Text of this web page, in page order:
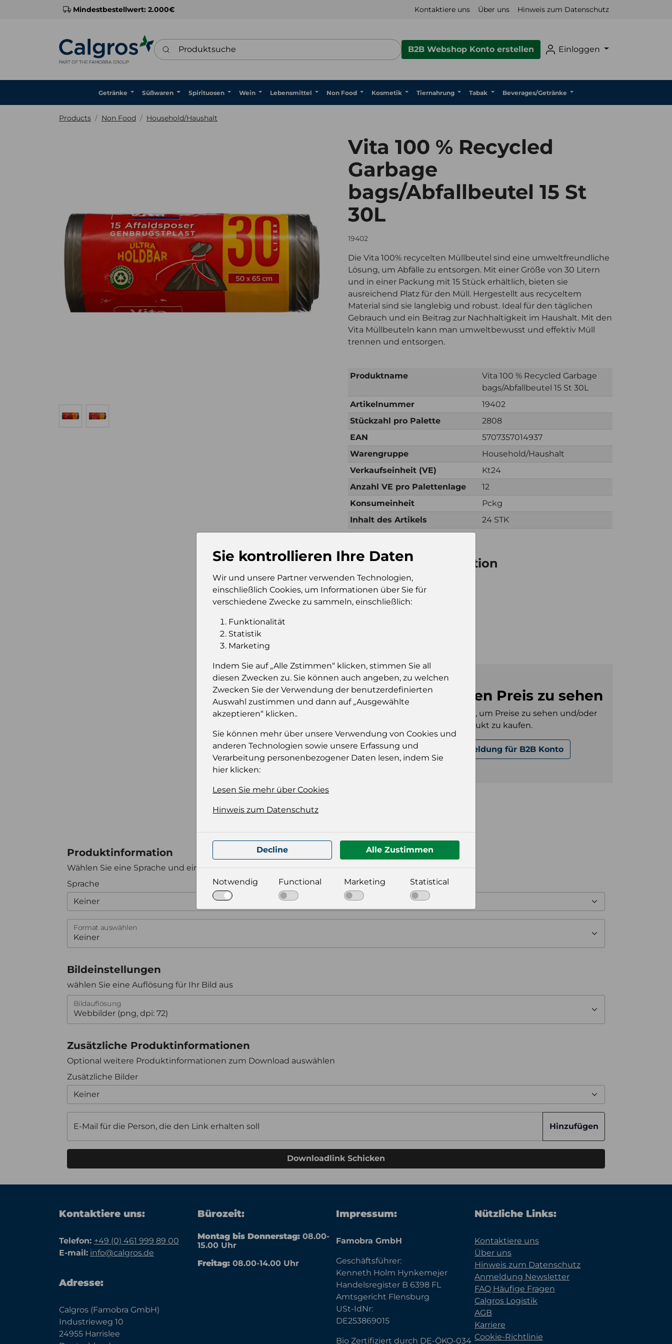
Mindestbestellwert: 2.000€ Kontaktiere uns Über uns Hinweis zum Datenschutz
Produktsuche
B2B Webshop Konto erstellen Einloggen
Getränke Süßwaren Spirituosen Wein Lebensmittel Non Food Kosmetik Tiernahrung Tabak Beverages/Getränke
Products Non Food Household/Haushalt
Vita 100 % Recycled
Garbage
bags/Abfallbeutel 15 St
30L
19402
Die Vita 100% recycelten Müllbeutel sind eine umweltfreundliche
Lösung, um Abfälle zu entsorgen. Mit einer Größe von 30 Litern
und in einer Packung mit 15 Stück erhältlich, bieten sie
ausreichend Platz für den Müll. Hergestellt aus recyceltem
Material sind sie langlebig und robust. Ideal für den täglichen
Gebrauch und ein Beitrag zur Nachhaltigkeit im Haushalt. Mit den
Vita Müllbeuteln kann man umweltbewusst und effektiv Müll
trennen und entsorgen.
Produktname
Vita 100 % Recycled Garbage
bags/Abfallbeutel 15 St 30L
Artikelnummer
19402
Stückzahl pro Palette
2808
EAN
5707357014937
Warengruppe
Household/Haushalt
Verkaufseinheit (VE)
Kt24
Anzahl VE pro Palettenlage
12
Konsumeinheit
Pckg
Inhalt des Artikels
24 STK
Zusätzliche Information
Verkaufseinheit (VE)
Verkaufseinheit pro
Palette
Einloggen um den Preis zu sehen
Sie müssen eingeloggt sein, um Preise zu sehen und/oder
dieses Produkt zu kaufen.
Einloggen Anmeldung für B2B Konto
Produktinformation
Wählen Sie eine Sprache und ein Format für Ihre Produktdatei aus
Sprache
Keiner
Format auswählen
Bildeinstellungen
wählen Sie eine Auflösung für Ihr Bild aus
Bildauflösung
Zusätzliche Produktinformationen
Optional weitere Produktinformationen zum Download auswählen
Zusätzliche Bilder
Keiner
E-Mail für die Person, die den Link erhalten soll Hinzufügen
Downloadlink Schicken
Kontaktiere uns:
Telefon: +49 (0) 461 999 89 00
E-mail: info@calgros.de
Adresse:
Calgros (Famobra GmbH)
Industrieweg 10
24955 Harrislee
Bürozeit:
Montag bis Donnerstag: 08.00-
15.00 Uhr
Freitag: 08.00-14.00 Uhr
Impressum:
Famobra GmbH
Geschäftsführer:
Kenneth Holm Hynkemejer
Handelsregister B 6398 FL
Amtsgericht Flensburg
USt-IdNr:
DE253869015
Bio Zertifiziert durch DE-ÖKO-034
Nützliche Links:
Kontaktiere uns
Über uns
Hinweis zum Datenschutz
Anmeldung Newsletter
FAQ Häufige Fragen
Calgros Logistik
AGB
Karriere
Cookie-Richtlinie
Sie kontrollieren Ihre Daten
Wir und unsere Partner verwenden Technologien,
einschließlich Cookies, um Informationen über Sie für
verschiedene Zwecke zu sammeln, einschließlich:
Funktionalität
Statistik
Marketing
Indem Sie auf „Alle Zstimmen“ klicken, stimmen Sie all
diesen Zwecken zu. Sie können auch angeben, zu welchen
Zwecken Sie der Verwendung der benutzerdefinierten
Auswahl zustimmen und dann auf „Ausgewählte
akzeptieren“ klicken..
Sie können mehr über unsere Verwendung von Cookies und
anderen Technologien sowie unsere Erfassung und
Verarbeitung personenbezogener Daten lesen, indem Sie
hier klicken:
Lesen Sie mehr über Cookies
Hinweis zum Datenschutz
Decline Alle Zustimmen
Notwendig Functional Marketing Statistical